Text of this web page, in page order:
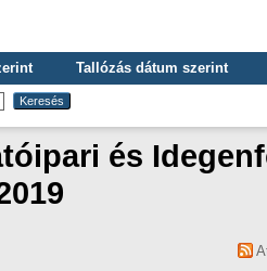
Tallózás dátum szerint
és